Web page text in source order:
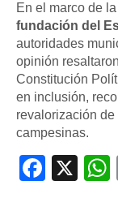
En el marco de
fundación del
autoridades
opinión
Constitución
en inclusión,
revalorización
campesinas.
X